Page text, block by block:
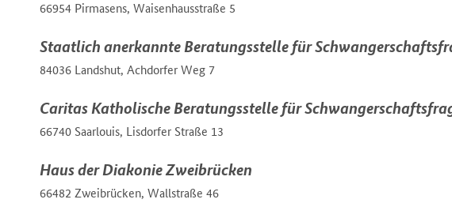
66954 Pirmasens, Waisenhausstraße 5
Staatlich anerkannte Beratungsstelle für
84036 Landshut, Achdorfer Weg 7
Caritas Katholische Beratungsstelle für
66740 Saarlouis, Lisdorfer Straße 13
Haus der Diakonie Zweibrücken
66482 Zweibrücken, Wallstraße 46